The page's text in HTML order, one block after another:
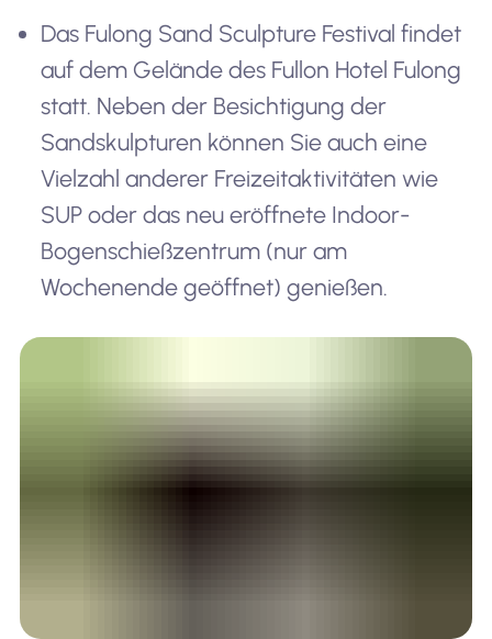
Das Fulong Sand Sculpture Festival findet
auf dem Gelände des Fullon Hotel Fulong
statt. Neben der Besichtigung der
Sandskulpturen können Sie auch eine
Vielzahl anderer Freizeitaktivitäten wie
SUP oder das neu eröffnete Indoor-
Bogenschießzentrum (nur am
Wochenende geöffnet) genießen.